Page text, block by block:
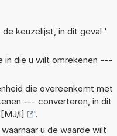
keuzelijst, in dit geval '
in die u wilt omrekenen ---
die overeenkomt met
--- converteren, in dit
l]
'.
u de waarde wilt